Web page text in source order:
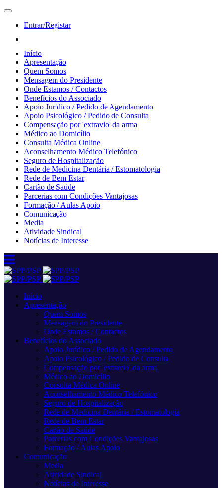
Entrar/Registar
Início
Apresentação
Quem Somos
Mensagem do Presidente
Onde Estamos / Contactos
Benefícios do Associado
Apoio Jurídico / Pedido de Agendamento
Apoio Psicológico / Pedido de Consulta
Compensação por 'extravio' da arma
Médico ao Domicílio
Consulta Médica Online
Aconselhamento Médico Telefónico
Seguro de Hospitalização
Rede de Medicina Dentária / Estomatologia
Rede de Bem Estar
Cartão de Saúde
Parcerias com Condições Vantajosas
Formação / Aulas Apoio
Comunicação
Media
Atividade Sindical
Notícias de Interesse
Início
Apresentação
Quem Somos
Mensagem do Presidente
Onde Estamos / Contactos
Benefícios do Associado
Apoio Jurídico / Pedido de Agendamento
Apoio Psicológico / Pedido de Consulta
Compensação por 'extravio' da arma
Médico ao Domicílio
Consulta Médica Online
Aconselhamento Médico Telefónico
Seguro de Hospitalização
Rede de Medicina Dentária / Estomatologia
Rede de Bem Estar
Cartão de Saúde
Parcerias com Condições Vantajosas
Formação / Aulas Apoio
Comunicação
Media
Atividade Sindical
Notícias de Interesse